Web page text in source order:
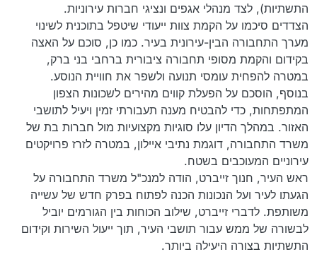
התשתיות), לצד מנהלי אגפים ונציגי חברות עירוניות.
הצדדים סיכמו על הקמת צוות ייעודי שיטפל בתוכנית לשינוי
מערך התחבורה הבין-עירונית בעיר. כמו כן, סוכם על האצה
בקידום והקמת מסופי תחבורה ציבורית ברחבי בני ברק,
במטרה להפחית עומסי תנועה ולשפר את חוויית הנוסע.
בנוסף, הוסכם על הפעלת קווים מהירים לשכונות הצפון
המתפתחות, כדי להבטיח מענה תעבורתי זמין ויעיל לתושבי
האזור. במהלך הדיון עלו סוגיות מקצועיות מול חברות בת של
משרד התחבורה, דוגמת נתיבי איילון, במטרה לזרז פרויקטים
עירוניים המעוכבים בשטח.
ראש העיר, חנוך זייברט, הודה למנכ"ל משרד התחבורה על
הגעתו לעיר ועל הנכונות הכנה לפתוח בפרק חדש של עשייה
משותפת. לדברי זייברט, שילוב הכוחות בין הגורמים יוביל
לבשורה של ממש עבור תושבי העיר, תוך ייעול השירות וקידום
התשתיות בצורה היעילה ביותר.